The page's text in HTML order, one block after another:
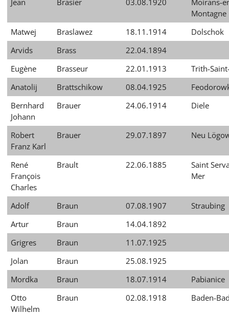
Jean Brasier 03.08.1920
Moirans-
Montagne
Matwej
Braslawez 18.11.1914
Dolschok
Arvids
Brass
22.04.1894
Eugène
Brasseur 22.01.1913
Trith-
Anatolij
Brattschikow 08.04.1925
Bernhard
Johann
Brauer 24.06.1914 Diele
Robert
Franz Karl
Brauer 29.07.1897 Neu
René
François
Charles
Brault 22.06.1885
Saint
Mer
Adolf Braun 07.08.1907
Straubing
Artur
Braun
14.04.1892
Grigres
Braun
11.07.1925
Jolan
Braun
25.08.1925
Mordka
Braun 18.07.1914
Pabianice
Otto
Wilhelm
Braun 02.08.1918 Baden-